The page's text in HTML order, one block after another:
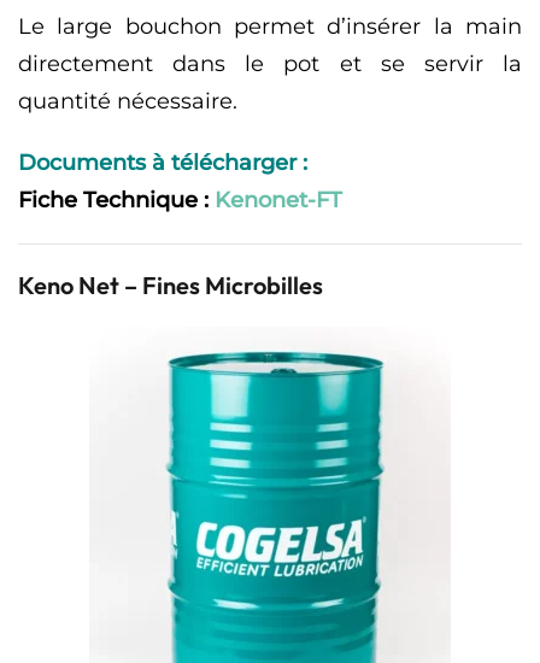
Le large bouchon permet d’insérer la main
directement dans le pot et se servir la
quantité nécessaire.
Documents à télécharger :
Fiche Technique : Kenonet-FT
Keno Net – Fines Microbilles